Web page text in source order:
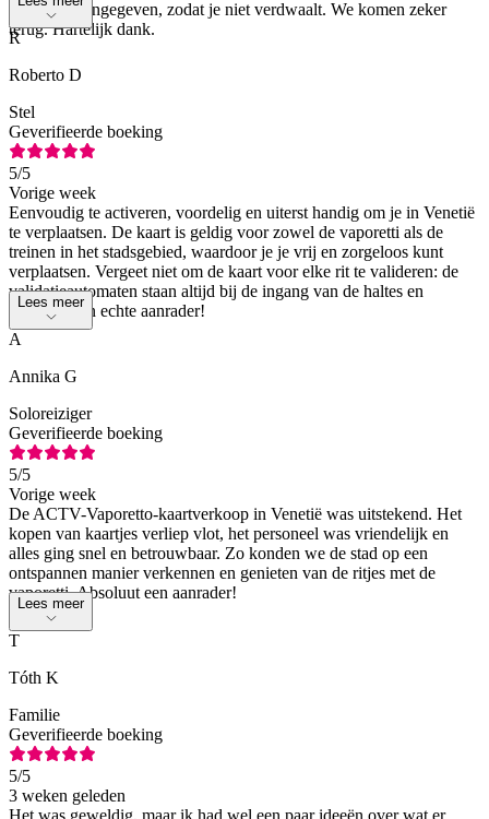
zijn goed aangegeven, zodat je niet verdwaalt. We komen zeker
terug. Hartelijk dank.
R
Roberto D
Stel
Geverifieerde boeking
5/5
Vorige week
Eenvoudig te activeren, voordelig en uiterst handig om je in Venetië
te verplaatsen. De kaart is geldig voor zowel de vaporetti als de
treinen in het stadsgebied, waardoor je je vrij en zorgeloos kunt
verplaatsen. Vergeet niet om de kaart voor elke rit te valideren: de
validatieautomaten staan altijd bij de ingang van de haltes en
stations. Een echte aanrader!
Lees meer
A
Annika G
Soloreiziger
Geverifieerde boeking
5/5
Vorige week
De ACTV-Vaporetto-kaartverkoop in Venetië was uitstekend. Het
kopen van kaartjes verliep vlot, het personeel was vriendelijk en
alles ging snel en betrouwbaar. Zo konden we de stad op een
ontspannen manier verkennen en genieten van de ritjes met de
vaporetti. Absoluut een aanrader!
Lees meer
T
Tóth K
Familie
Geverifieerde boeking
5/5
3 weken geleden
Het was geweldig, maar ik had wel een paar ideeën over wat er